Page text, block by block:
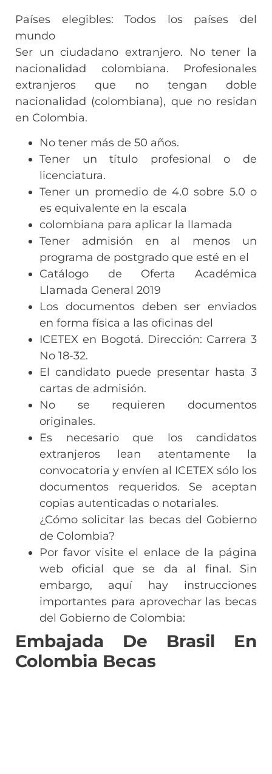
Países elegibles: Todos los países del
mundo
Ser un ciudadano extranjero. No tener la
nacionalidad colombiana. Profesionales
extranjeros que no tengan doble
nacionalidad (colombiana), que no residan
en Colombia.
No tener más de 50 años.
Tener un título profesional o de
licenciatura.
Tener un promedio de 4.0 sobre 5.0 o
es equivalente en la escala
colombiana para aplicar la llamada
Tener admisión en al menos un
programa de postgrado que esté en el
Catálogo de Oferta Académica
Llamada General 2019
Los documentos deben ser enviados
en forma física a las oficinas del
ICETEX en Bogotá. Dirección: Carrera 3
No 18-32.
El candidato puede presentar hasta 3
cartas de admisión.
No se requieren documentos
originales.
Es necesario que los candidatos
extranjeros lean atentamente la
convocatoria y envíen al ICETEX sólo los
documentos requeridos. Se aceptan
copias autenticadas o notariales.
¿Cómo solicitar las becas del Gobierno
de Colombia?
Por favor visite el enlace de la página
web oficial que se da al final. Sin
embargo, aquí hay instrucciones
importantes para aprovechar las becas
del Gobierno de Colombia:
Embajada De Brasil En
Colombia Becas